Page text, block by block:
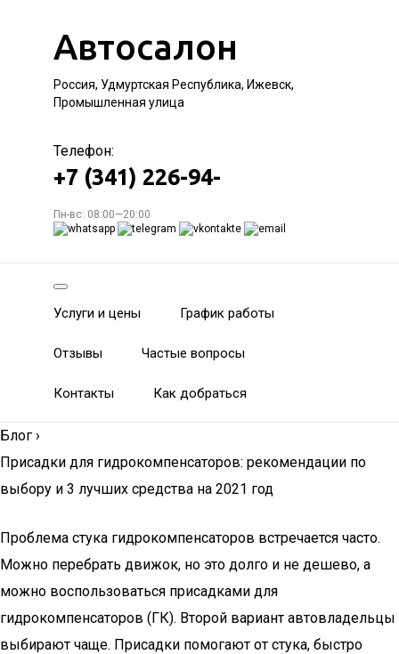
Автосалон
Россия, Удмуртская Республика, Ижевск,
Промышленная улица
Телефон:
+7 (341) 226-94-
Пн-вс: 08:00—20:00
Услуги и цены График работы
Отзывы Частые вопросы
Контакты Как добраться
Блог ›
Присадки для гидрокомпенсаторов: рекомендации по
выбору и 3 лучших средства на 2021 год
Проблема стука гидрокомпенсаторов встречается часто.
Можно перебрать движок, но это долго и не дешево, а
можно воспользоваться присадками для
гидрокомпенсаторов (ГК). Второй вариант автовладельцы
выбирают чаще. Присадки помогают от стука, быстро